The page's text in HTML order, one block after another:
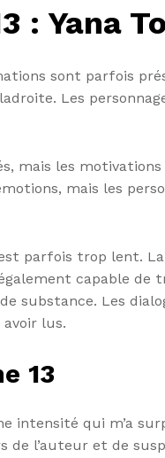
: Yana
sont parfois
Les
mais les
mais les
parfois trop lent.
capable
substance. Les
lus.
13
intensité qui m’a
l’auteur et de